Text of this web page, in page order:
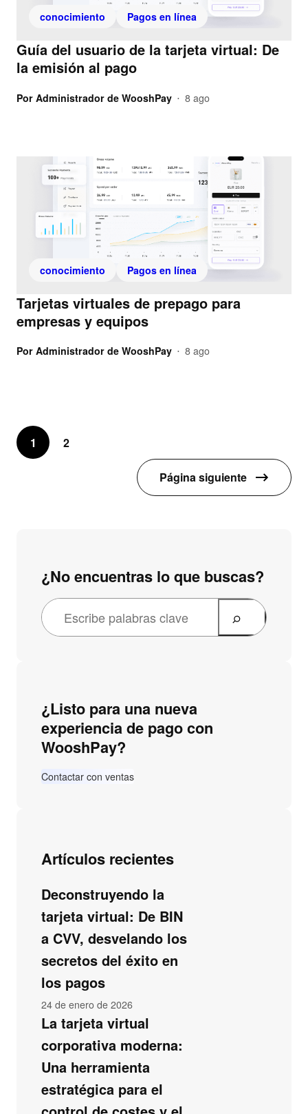
conocimiento Pagos en línea
Guía del usuario de la tarjeta virtual: De
la emisión al pago
Por Administrador de WooshPay • 8 ago
conocimiento Pagos en línea
Tarjetas virtuales de prepago para
empresas y equipos
Por Administrador de WooshPay • 8 ago
1 2
Página siguiente
¿No encuentras lo que buscas?
¿Listo para una nueva
experiencia de pago con
WooshPay?
Contactar con ventas
Artículos recientes
Deconstruyendo la
tarjeta virtual: De BIN
a CVV, desvelando los
secretos del éxito en
los pagos
24 de enero de 2026
La tarjeta virtual
corporativa moderna:
Una herramienta
estratégica para el